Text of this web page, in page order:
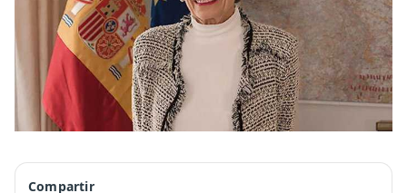
Compartir